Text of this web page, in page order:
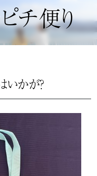
チ便り
いかが？